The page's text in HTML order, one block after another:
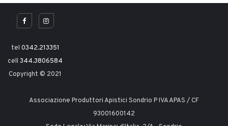
tel 0342.213351
cell 344.3806584
Copyright © 2021
Associazione Produttori Apistici Sondrio P IVA APAS / CF
93001600142